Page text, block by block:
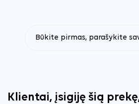
Būkite pirmas, parašykite
Klientai, įsigiję šią